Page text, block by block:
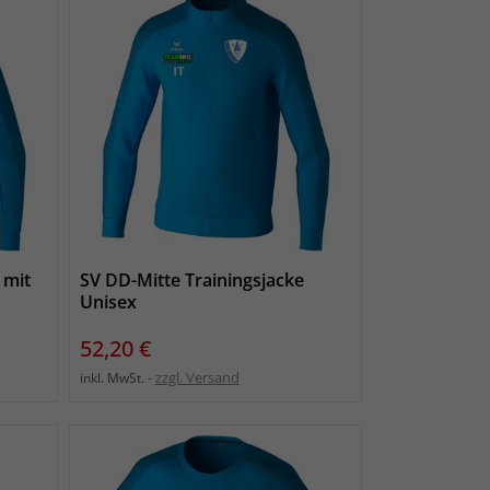
mit
SV DD-Mitte Trainingsjacke
Unisex
Preis
52,20 €
inkl. MwSt. zzgl. Versand